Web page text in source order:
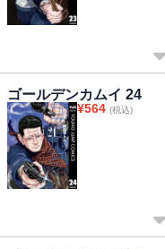
ゴールデンカムイ 24
¥564 (税込)